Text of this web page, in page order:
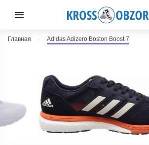
Главная Adidas Adizero Boston Boost 7